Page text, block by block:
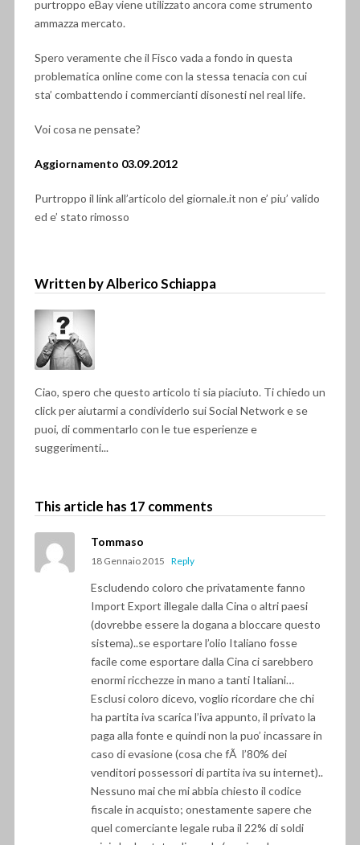
purtroppo eBay viene utilizzato ancora come strumento
ammazza mercato.
Spero veramente che il Fisco vada a fondo in questa
problematica online come con la stessa tenacia con cui
sta’ combattendo i commercianti disonesti nel real life.
Voi cosa ne pensate?
Aggiornamento 03.09.2012
Purtroppo il link all’articolo del giornale.it non e’ piu’ valido
ed e’ stato rimosso
Written by Alberico Schiappa
Ciao, spero che questo articolo ti sia piaciuto. Ti chiedo un
click per aiutarmi a condividerlo sui Social Network e se
puoi, di commentarlo con le tue esperienze e
suggerimenti...
This article has 17 comments
Tommaso
18 Gennaio 2015 Reply
Escludendo coloro che privatamente fanno
Import Export illegale dalla Cina o altri paesi
(dovrebbe essere la dogana a bloccare questo
sistema)..se esportare l’olio Italiano fosse
facile come esportare dalla Cina ci sarebbero
enormi ricchezze in mano a tanti Italiani…
Esclusi coloro dicevo, voglio ricordare che chi
ha partita iva scarica l’iva appunto, il privato la
paga alla fonte e quindi non la puo’ incassare in
caso di evasione (cosa che fÃ l’80% dei
venditori possessori di partita iva su internet)..
Nessuno mai che mi abbia chiesto il codice
fiscale in acquisto; onestamente sapere che
quel comerciante legale ruba il 22% di soldi